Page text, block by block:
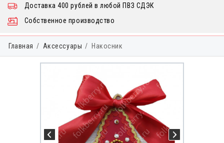
Собственное производство
Доставка 400 рублей в любой ПВЗ СДЭК
Главная Аксессуары Накосник